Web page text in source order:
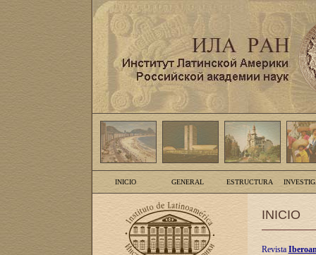
INICIO GENERAL ESTRUCTURA
INICIO
Revista